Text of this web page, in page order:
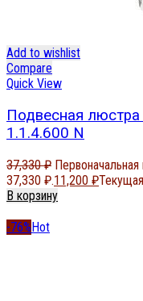
Add to wishlist
Compare
Quick View
Подвесная люстра
1.1.4.600 N
37,330₽
37,330 ₽.11,200 ₽
В корзину
-76%Hot